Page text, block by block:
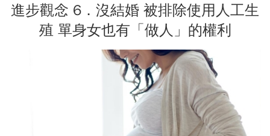
進步觀念 6．沒結婚 被排除使用人工生
殖 單身女也有「做人」的權利